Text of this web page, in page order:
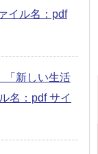
イル名：pdf
「新しい生活
名：pdf サイ